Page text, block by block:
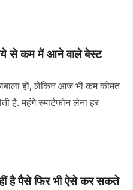
से कम में आने वाले बेस्ट
हो, लेकिन आज भी कम कीमत
है. महंगे स्मार्टफोन लेना हर
है पैसे फिर भी ऐसे कर सकते